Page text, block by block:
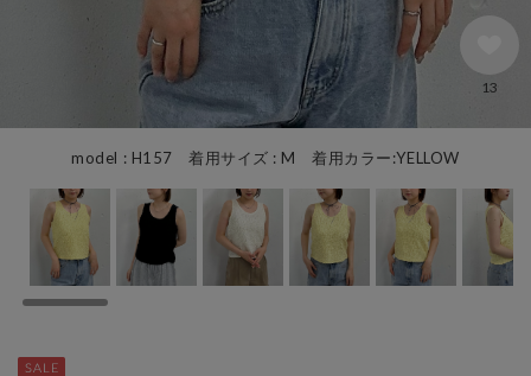
model : H157 着用サイズ : M 着用カラー:YELLOW
13